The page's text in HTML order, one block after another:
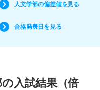
人文学部の偏差値を見る
合格発表日を見る
入試結果（倍